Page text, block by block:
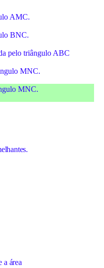
AMC.
BNC.
pelo triângulo ABC
MNC.
MNC.
a área